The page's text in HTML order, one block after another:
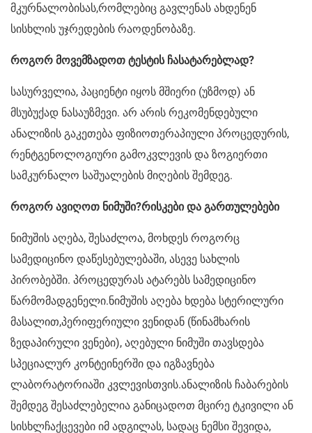
მკურნალობისას,რომლებიც გავლენას ახდენენ
სისხლის უჯრედების რაოდენობაზე.
როგორ მოვემზადოთ ტესტის ჩასატარებლად?
სასურველია, პაციენტი იყოს მშიერი (უზმოდ) ან
მსუბუქად ნასაუზმევი. არ არის რეკომენდებული
ანალიზის გაკეთება ფიზიოთერაპიული პროცედურის,
რენტგენოლოგიური გამოკვლევის და ზოგიერთი
სამკურნალო საშუალების მიღების შემდეგ.
როგორ ავიღოთ ნიმუში?რისკები და გართულებები
ნიმუშის აღება, შესაძლოა, მოხდეს როგორც
სამედიცინო დაწესებულებაში, ასევე სახლის
პირობებში. პროცედურას ატარებს სამედიცინო
წარმომადგენელი.ნიმუშის აღება ხდება სტერილური
მასალით,პერიფერიული ვენიდან (წინამხარის
ზედაპირული ვენები), აღებული ნიმუში თავსდება
სპეციალურ კონტეინერში და იგზავნება
ლაბორატორიაში კვლევისთვის.ანალიზის ჩაბარების
შემდეგ შესაძლებელია განიცადოთ მცირე ტკივილი ან
სისხლჩაქცევები იმ ადგილას, სადაც ნემსი შევიდა,